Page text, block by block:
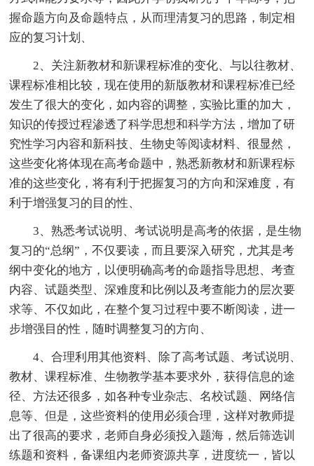
握命题方向及命题特点，从而理清复习的思路，制定相
应的复习计划、
2、关注新教材和新课程标准的变化、与以往教材、
课程标准相比较，现在使用的新版教材和课程标准已经
发生了很大的变化，如内容的调整，实验比重的加大，
知识的传授过程渗透了科学思想和科学方法，增加了研
究性学习内容和新科技、生物史等阅读材料、很显然，
这些变化将体现在高考命题中，熟悉新教材和新课程标
准的这些变化，将有利于把握复习的方向和深难度，有
利于增强复习的目的性、
3、熟悉考试说明、考试说明是高考的依据，是生物
复习的“总纲”，不仅要读，而且要深入研究，尤其是考
纲中变化的地方，以便明确高考的命题指导思想、考查
内容、试题类型、深难度和比例以及考查能力的层次要
求等、不仅如此，在整个复习过程中要不断阅读，进一
步增强目的性，随时调整复习的方向、
4、合理利用其他资料、除了高考试题、考试说明、
教材、课程标准、生物教学基本要求外，获得信息的途
径、方法还很多，如各种专业杂志、名校试题、网络信
息等、但是，这些资料的使用必须合理，这样对教师提
出了很高的要求，老师自身必须投入题海，然后筛选训
练题和资料，备课组内老师资源共享，进度统一，皆以